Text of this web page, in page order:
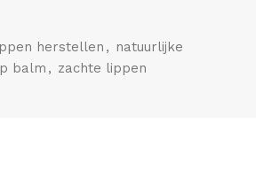
herstellen , natuurlijke
balm , zachte lippen